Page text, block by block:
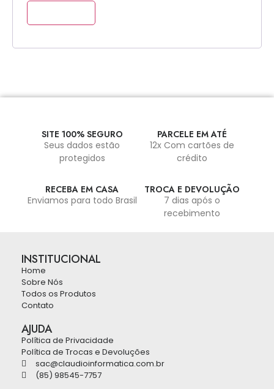
SITE 100% SEGURO
Seus dados estão
protegidos
PARCELE EM ATÉ
12x Com cartões de
crédito
RECEBA EM CASA
Enviamos para todo Brasil
TROCA E DEVOLUÇÃO
7 dias após o
recebimento
INSTITUCIONAL
Home
Sobre Nós
Todos os Produtos
Contato
AJUDA
Política de Privacidade
Política de Trocas e Devoluções
sac@claudioinformatica.com.br
(85) 98545-7757